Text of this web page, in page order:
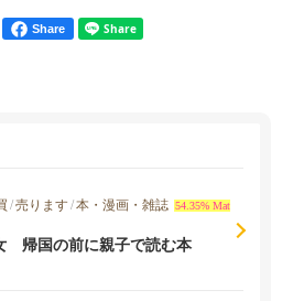
Share
/売ります/本・漫画・雑誌 54.35% Mat
帰国の前に親子で読む本